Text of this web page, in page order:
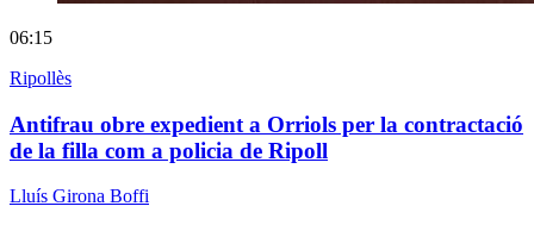
06:15
Ripollès
Antifrau obre expedient a Orriols per la contractació
de la filla com a policia de Ripoll
Lluís Girona Boffi